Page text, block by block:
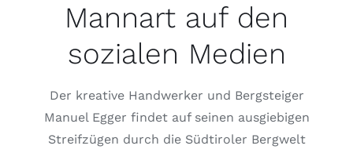
Mannart auf den
sozialen Medien
Der kreative Handwerker und Bergsteiger
Manuel Egger findet auf seinen ausgiebigen
Streifzügen durch die Südtiroler Bergwelt